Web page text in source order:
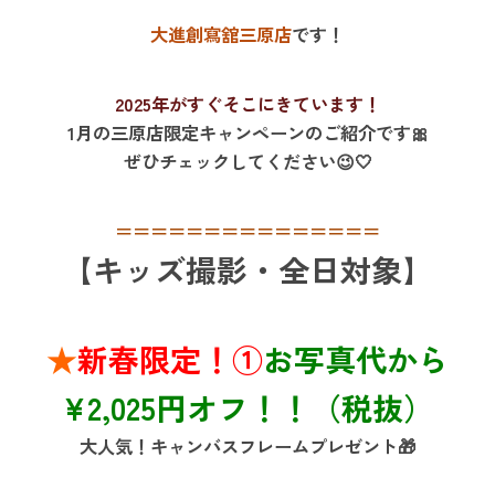
大進創寫舘三原店です！
2025年がすぐそこにきています！
1月の三原店限定キャンペーンのご紹介です🎀
ぜひチェックしてください😉🤍
＝＝＝＝＝＝＝＝＝＝＝＝＝＝＝
【キッズ撮影・全日対象】
★新春限定！①お写真代から
¥2,025円オフ！！（税抜）
大人気！キャンバスフレームプレゼント🎁